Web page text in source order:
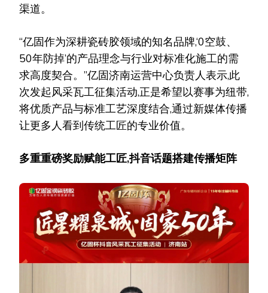
渠道。
“亿固作为深耕瓷砖胶领域的知名品牌,‘0空鼓、
50年防掉’的产品理念与行业对标准化施工的需
求高度契合。”亿固济南运营中心负责人表示,此
次发起风采瓦工征集活动,正是希望以赛事为纽带,
将优质产品与标准工艺深度结合,通过新媒体传播
让更多人看到传统工匠的专业价值。
多重重磅奖励赋能工匠,抖音话题搭建传播矩阵